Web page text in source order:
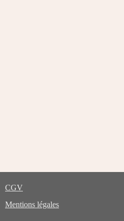
CGV
Mentions légales